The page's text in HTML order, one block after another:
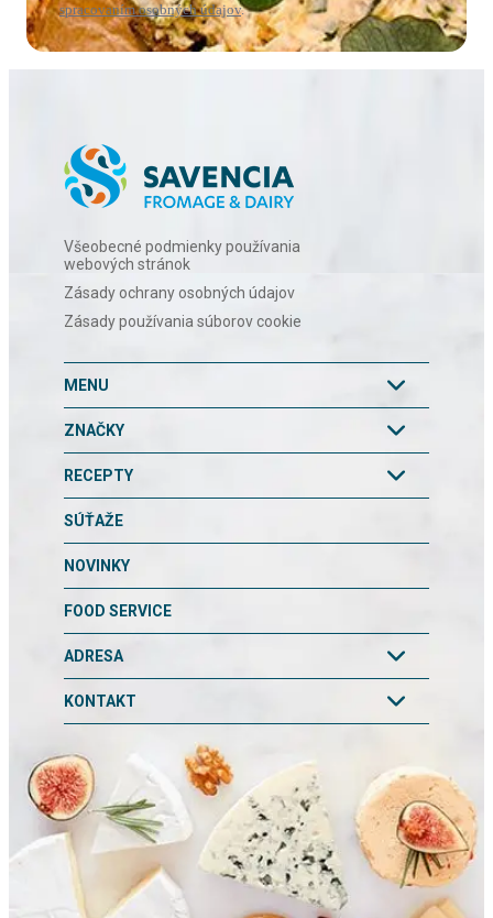
spracovaním osobných údajov.
Všeobecné podmienky používania
webových stránok
Zásady ochrany osobných údajov
Zásady používania súborov cookie
MENU
ZNAČKY
RECEPTY
SÚŤAŽE
NOVINKY
FOOD SERVICE
ADRESA
KONTAKT